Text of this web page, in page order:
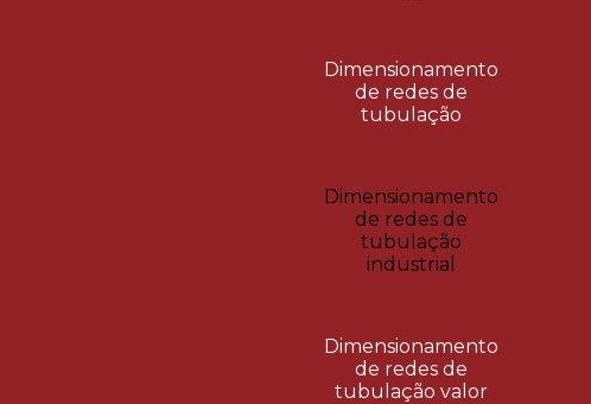
Dimensionamento
de redes de
tubulação
Dimensionamento
de redes de
tubulação
industrial
Dimensionamento
de redes de
tubulação valor